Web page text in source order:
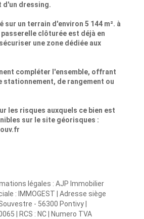
d'un dressing.
sur un terrain d'environ 5 144 m². à
clôturée est déjà en
une zone dédiée aux
compléter l'ensemble, offrant
stationnement, de rangement ou
les risques auxquels ce bien est
sur le site géorisques :
légales : AJP Immobilier
: IMMOGEST | Adresse siège
- 56300 Pontivy |
| RCS : NC | Numero TVA